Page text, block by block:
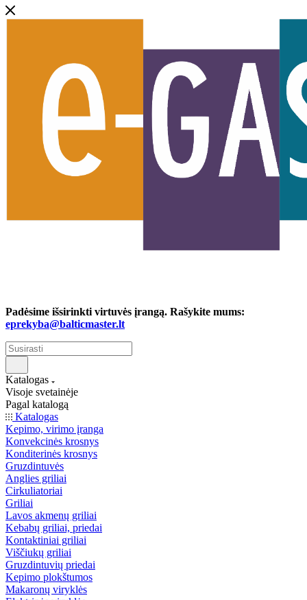
Padėsime išsirinkti virtuvės įrangą. Rašykite mums:
eprekyba@balticmaster.lt
Katalogas
Visoje svetainėje
Pagal katalogą
Katalogas
Kepimo, virimo įranga
Konvekcinės krosnys
Konditerinės krosnys
Gruzdintuvės
Anglies griliai
Cirkuliatoriai
Griliai
Lavos akmenų griliai
Kebabų griliai, priedai
Kontaktiniai griliai
Viščiukų griliai
Gruzdintuvių priedai
Kepimo plokštumos
Makaronų viryklės